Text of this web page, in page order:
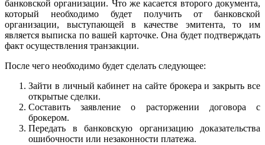
банковской организации. Что же касается второго документа,
который необходимо будет получить от банковской
организации, выступающей в качестве эмитента, то им
является выписка по вашей карточке. Она будет подтверждать
факт осуществления транзакции.
После чего необходимо будет сделать следующее:
Зайти в личный кабинет на сайте брокера и закрыть все
открытые сделки.
Составить заявление о расторжении договора с
брокером.
Передать в банковскую организацию доказательства
ошибочности или незаконности платежа.